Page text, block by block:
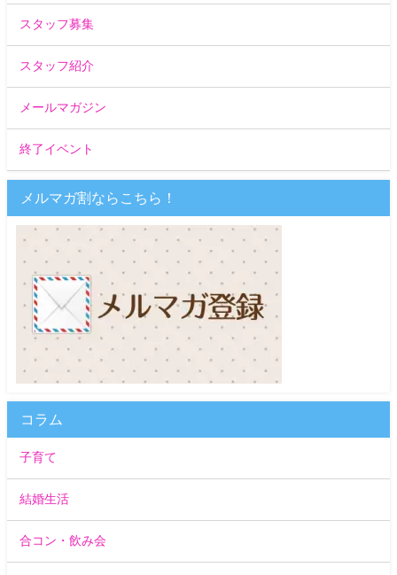
スタッフ募集
スタッフ紹介
メールマガジン
終了イベント
メルマガ割ならこちら！
コラム
子育て
結婚生活
合コン・飲み会